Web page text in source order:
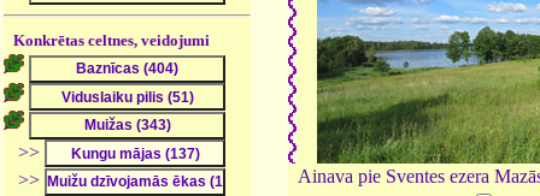
Konkrētas celtnes, veidojumi
>>
>>
Ainava pie Sventes ezera